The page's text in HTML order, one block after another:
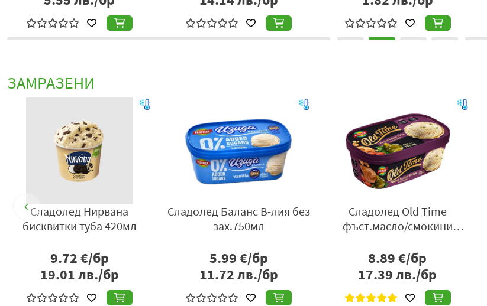
ЗАМРАЗЕНИ
Сладолед Нирвана
бисквитки туба 420мл
9.72€/бр
19.01лв./бр
Сладолед Баланс В-лия без
зах.750мл
5.99€/бр
11.72лв./бр
Сладолед Old Time
фъст.масло/смокини
8.89€/бр
17.39лв./бр